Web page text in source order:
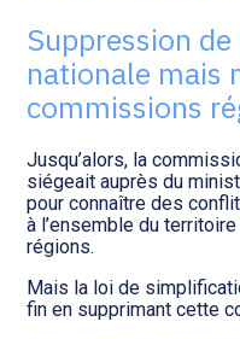
Transition numérique
humaines : SILAE
Suppression
nationale mais
commissions
Jusqu’alors, la
siégeait auprès du
pour connaître des
à l’ensemble du
régions.
Mais la loi de
fin en supprimant cette